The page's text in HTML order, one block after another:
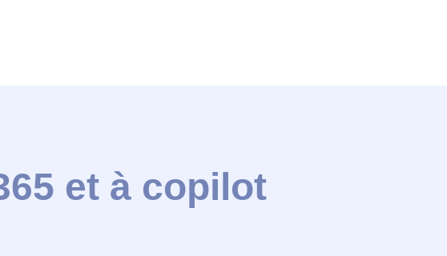
et à copilot